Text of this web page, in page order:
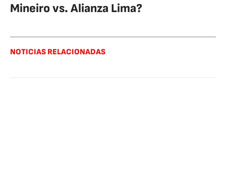
Mineiro vs. Alianza Lima?
NOTICIAS RELACIONADAS